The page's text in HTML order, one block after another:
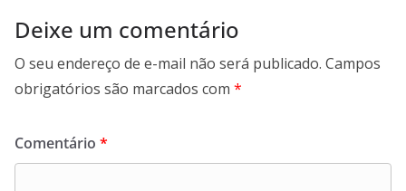
Deixe um comentário
O seu endereço de e-mail não será publicado. Campos
obrigatórios são marcados com *
Comentário *